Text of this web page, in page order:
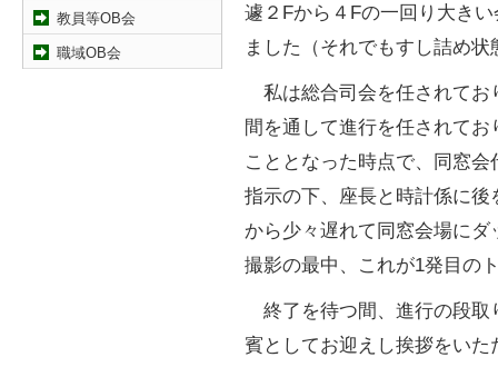
教員等OB会
職域OB会
遽２Fから４Fの一回り大き
ました（それでもすし詰め
私は総合司会を任されてお
間を通して進行を任されて
こととなった時点で、同窓
指示の下、座長と時計係に
から少々遅れて同窓会場に
撮影の最中、これが1発目の
終了を待つ間、進行の段取
賓としてお迎えし挨拶をい